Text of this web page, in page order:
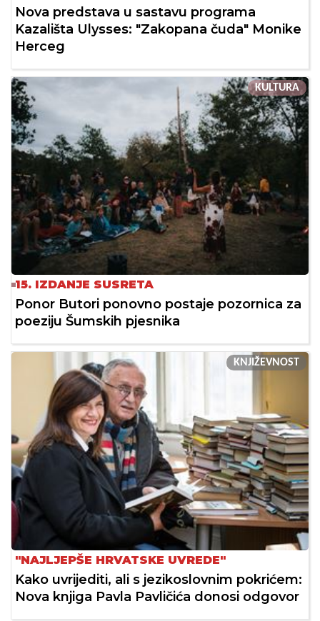
Nova predstava u sastavu programa
Kazališta Ulysses: "Zakopana čuda" Monike
Herceg
KULTURA
15. IZDANJE SUSRETA
Ponor Butori ponovno postaje pozornica za
poeziju Šumskih pjesnika
KNJIŽEVNOST
"NAJLJEPŠE HRVATSKE UVREDE"
Kako uvrijediti, ali s jezikoslovnim pokrićem:
Nova knjiga Pavla Pavličića donosi odgovor